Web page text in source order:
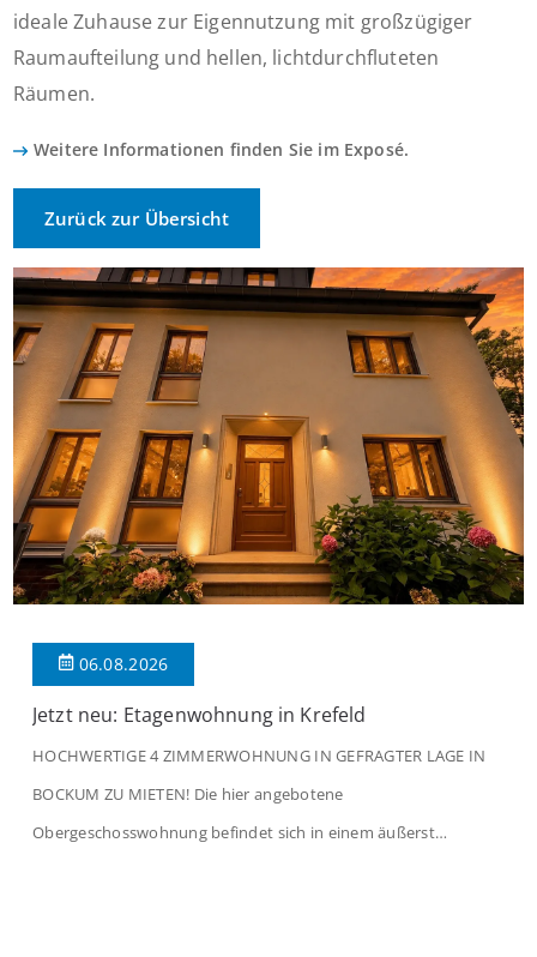
ideale Zuhause zur Eigennutzung mit großzügiger
Raumaufteilung und hellen, lichtdurchfluteten
Räumen.
Weitere Informationen finden Sie im Exposé.
Zurück zur Übersicht
06.08.2026
Jetzt neu: Etagenwohnung in Krefeld
HOCHWERTIGE 4 ZIMMERWOHNUNG IN GEFRAGTER LAGE IN
BOCKUM ZU MIETEN! Die hier angebotene
Obergeschosswohnung befindet sich in einem äußerst